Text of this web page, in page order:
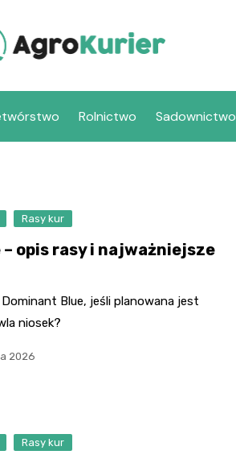
Rolnictwo Sadownictwo
Rasy kur
opis rasy i najważniejsze
Blue, jeśli planowana jest
niosek?
2026
Rasy kur